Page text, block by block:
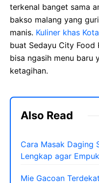
terkenal banget sama
bakso malang yang
manis. Kuliner khas
buat Sedayu City Food
bisa ngasih menu baru
ketagihan.
Also Read
Cara Masak Daging
Lengkap agar
Mie Gacoan